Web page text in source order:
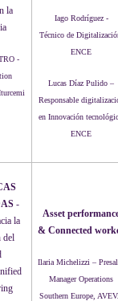
la
-
Iago Rodríguez -
Técnico de
ENCE
Lucas Díaz Pulido –
Responsable
en Innovación
ENCE
-
la
del
Asset
& Connected
Ilaria Michelizzi –
Manager Operations
Southern Europe,